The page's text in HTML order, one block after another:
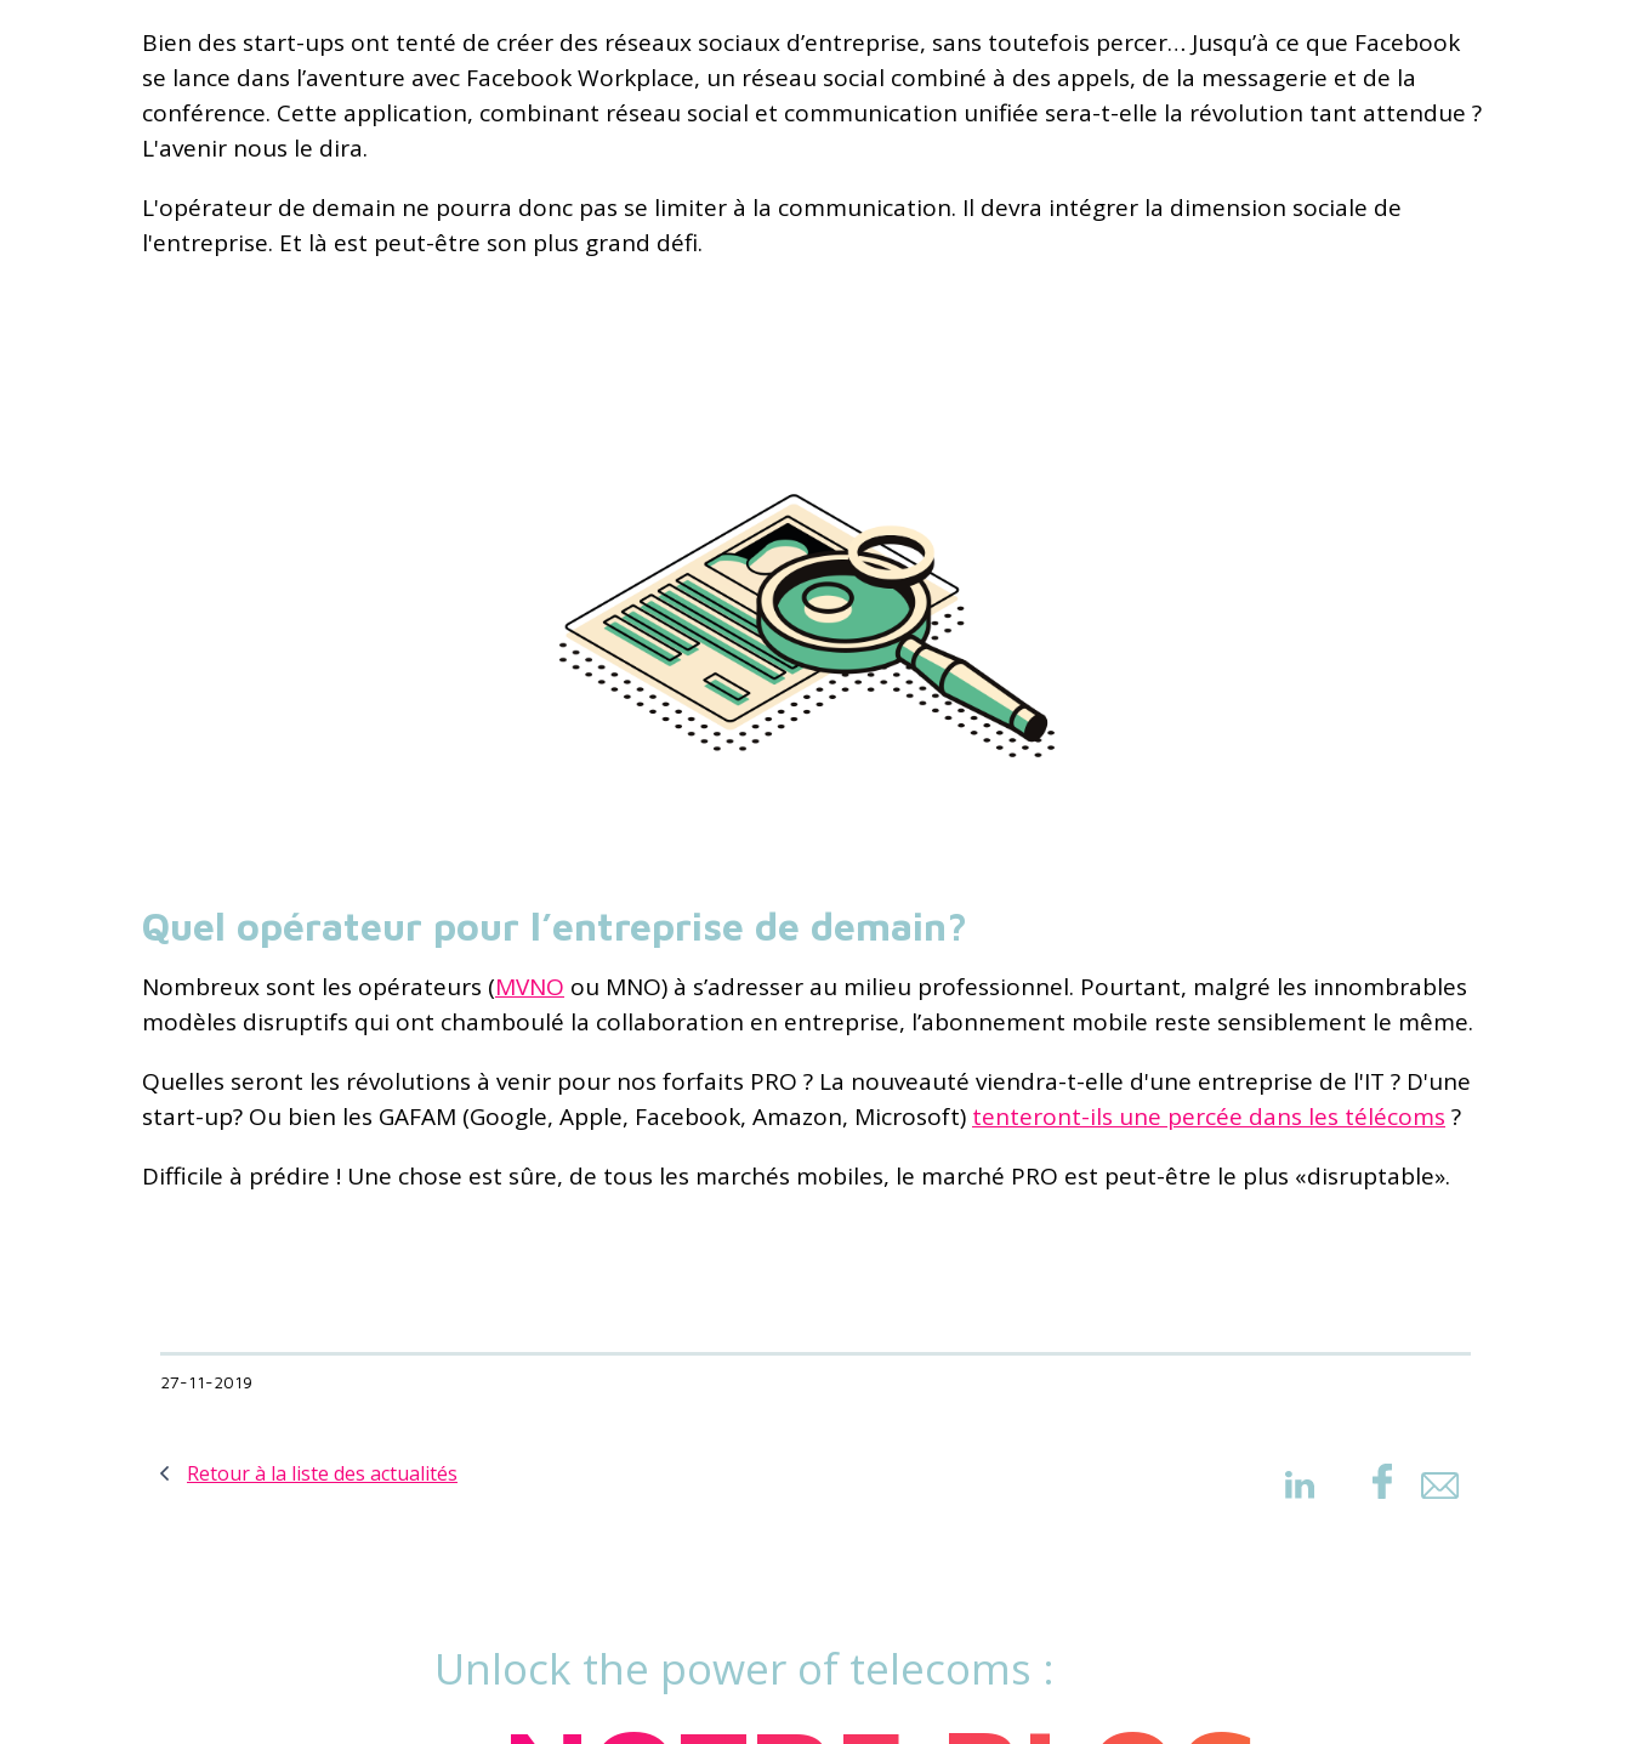
Bien des start-ups ont tenté de créer des réseaux sociaux d’entreprise, sans toutefois percer… Jusqu’à ce que Facebook
se lance dans l’aventure avec Facebook Workplace, un réseau social combiné à des appels, de la messagerie et de la
conférence. Cette application, combinant réseau social et communication unifiée sera-t-elle la révolution tant attendue ?
L'avenir nous le dira.
L'opérateur de demain ne pourra donc pas se limiter à la communication. Il devra intégrer la dimension sociale de
l'entreprise. Et là est peut-être son plus grand défi.
Quel opérateur pour l’entreprise de demain?
Nombreux sont les opérateurs (MVNO ou MNO) à s’adresser au milieu professionnel. Pourtant, malgré les innombrables
modèles disruptifs qui ont chamboulé la collaboration en entreprise, l’abonnement mobile reste sensiblement le même.
Quelles seront les révolutions à venir pour nos forfaits PRO ? La nouveauté viendra-t-elle d'une entreprise de l'IT ? D'une
start-up? Ou bien les GAFAM (Google, Apple, Facebook, Amazon, Microsoft) tenteront-ils une percée dans les télécoms ?
Difficile à prédire ! Une chose est sûre, de tous les marchés mobiles, le marché PRO est peut-être le plus «disruptable».
27-11-2019
Retour à la liste des actualités
Unlock the power of telecoms :